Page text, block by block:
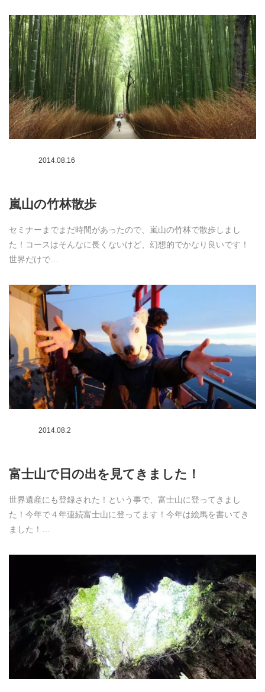
2014.08.16
嵐山の竹林散歩
セミナーまでまだ時間があったので、嵐山の竹林で散歩しまし
た！コースはそんなに長くないけど、幻想的でかなり良いです！
世界だけで…
2014.08.2
富士山で日の出を見てきました！
世界遺産にも登録された！という事で、富士山に登ってきまし
た！今年で４年連続富士山に登ってます！今年は絵馬を書いてき
ました！…